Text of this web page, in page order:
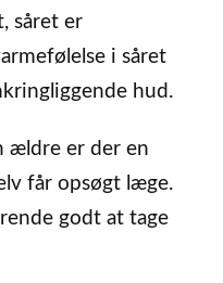
såret er
i såret
hud.
ældre er der en
får opsøgt læge.
godt at tage